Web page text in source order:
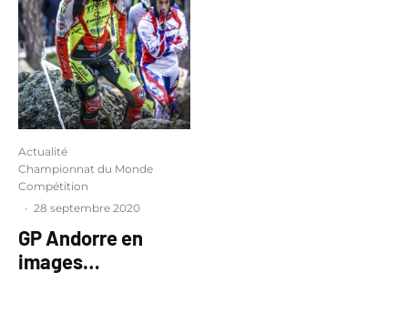
Actualité
Championnat du Monde
Compétition
· 28 septembre 2020
GP Andorre en
images…